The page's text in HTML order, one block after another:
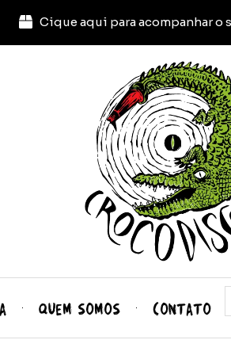
Cique aqui para acompanhar o
QUEM SOMOS CONTATO
...